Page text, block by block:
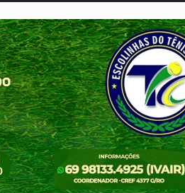
mil
entrada gratuita